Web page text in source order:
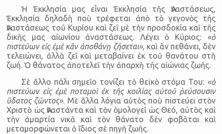
Ἡ Ἐκκλησία μας εἶναι Ἐκκλησία τῆς Ἀναστάσεως,
Ἐκκλησία δηλαδὴ ποὺ τρέφεται ἀπὸ τὸ γεγονὸς τῆς
Ἀναστάσεως τοῦ Κυρίου καὶ ζεῖ μὲ τὴν προσδοκία καὶ τῆς
δικῆς μας αἰωνίου ἀναστάσεως. Λέγει ὁ Κύριος: «ὁ
πιστεύων εἰς ἐμὲ κἂν ἀποθάνῃ ζήσεται», καὶ ἂν πεθάνει, δὲν
τελειώνει, ἀλλὰ ζεῖ καὶ μεταβαίνει ἐκ τοῦ θανάτου στὴ
ζωή. Ὁ θάνατος ἀποτελεῖ τὴν ἀπαρχὴ τῆς αἰώνιας ζωῆς.
Σὲ ἄλλο πάλι σημεῖο τονίζει τὸ θεϊκὸ στόμα Του: «ὁ
πιστεύων εἰς ἐμὲ ποταμοὶ ἐκ τῆς κοιλίας αὐτοῦ ῥεύσουσιν
ὕδατος ζῶντος». Μὲ ἄλλα λόγια αὐτὸς ποὺ πιστεύει στὸν
Χριστὸ ὡς Ἀναστάντα καὶ τὸν ὁμολογεῖ ὡς Θεό, αὐτὸς καὶ
τὴν ἁμαρτία νικᾶ καὶ τὸν θάνατο δὲν φοβᾶται καὶ
μεταμορφώνεται ὁ ἴδιος σὲ πηγὴ ζωῆς.